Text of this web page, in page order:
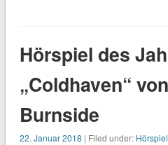
Hörspiel des
„Coldhaven“
Burnside
22. Januar 2018 | Filed under: